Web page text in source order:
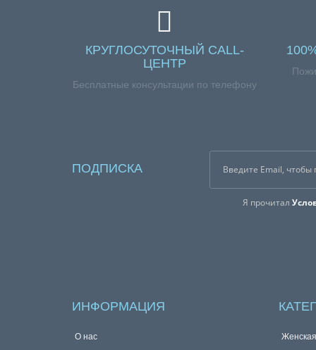
КРУГЛОСУТОЧНЫЙ CALL-
ЦЕНТР
Бесплатные консультации по телефону
ПОДПИСКА
Я прочитал
ИНФОРМАЦИЯ
О нас